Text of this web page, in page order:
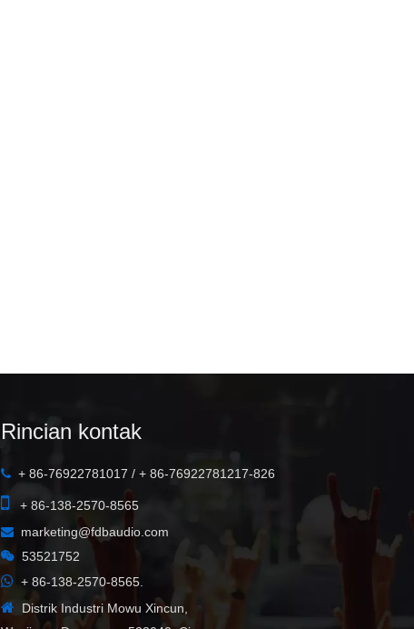
Rincian kontak
 + 86-76922781017 / + 86-76922781217-826
 + 86-138-2570-8565
 marketing@fdbaudio.com
 53521752
 + 86-138-2570-8565.
 Distrik Industri Mowu Xincun,